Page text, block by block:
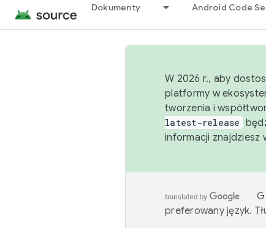
Dokumenty Android Code
W 2026 r., aby
platformy w
tworzenia i
latest-release
informacji znajdziesz
preferowany język.